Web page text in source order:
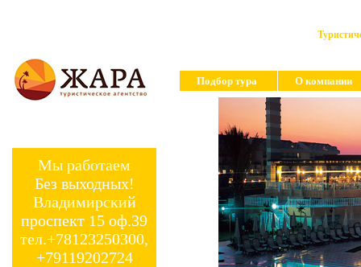
Мы работаем
Без выходных!
Владимирский
проспект 15 оф.39
тел.+78123250300,
+79119202724
Подбор тура О компании